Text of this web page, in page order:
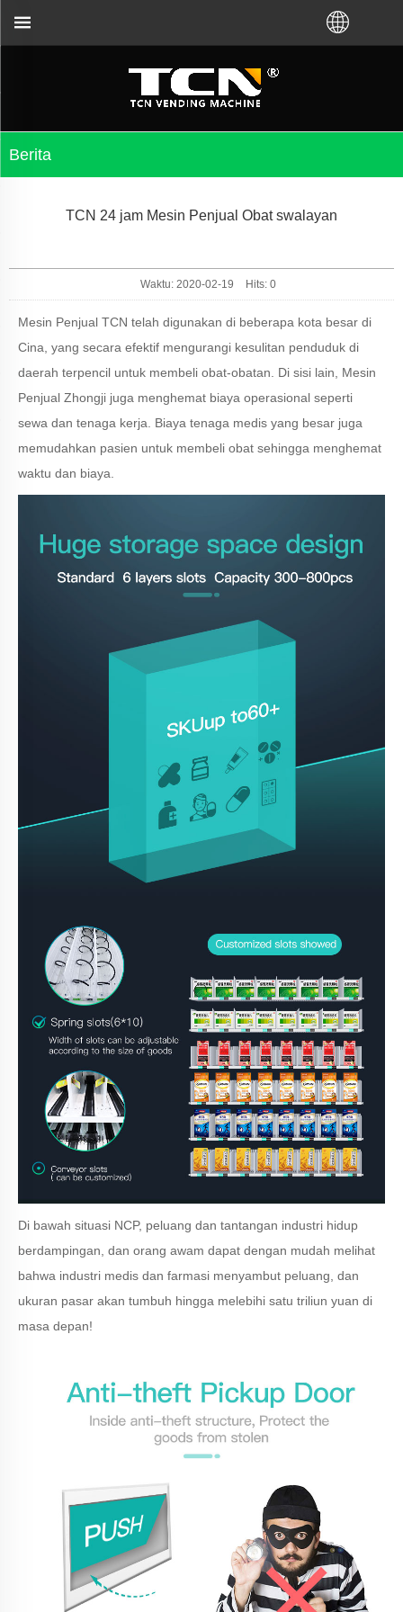
Berita
TCN 24 jam Mesin Penjual Obat swalayan
Waktu: 2020-02-19 Hits: 0
Mesin Penjual TCN telah digunakan di beberapa kota besar di
Cina, yang secara efektif mengurangi kesulitan penduduk di
daerah terpencil untuk membeli obat-obatan. Di sisi lain, Mesin
Penjual Zhongji juga menghemat biaya operasional seperti
sewa dan tenaga kerja. Biaya tenaga medis yang besar juga
memudahkan pasien untuk membeli obat sehingga menghemat
waktu dan biaya.
Di bawah situasi NCP, peluang dan tantangan industri hidup
berdampingan, dan orang awam dapat dengan mudah melihat
bahwa industri medis dan farmasi menyambut peluang, dan
ukuran pasar akan tumbuh hingga melebihi satu triliun yuan di
masa depan!
panduan dan pemecahan masalah mesin